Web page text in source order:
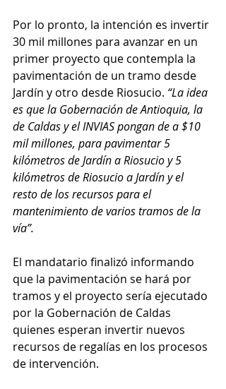
Por lo pronto, la intención es invertir
30 mil millones para avanzar en un
primer proyecto que contempla la
pavimentación de un tramo desde
Jardín y otro desde Riosucio. “La idea
es que la Gobernación de Antioquia, la
de Caldas y el INVIAS pongan de a $10
mil millones, para pavimentar 5
kilómetros de Jardín a Riosucio y 5
kilómetros de Riosucio a Jardín y el
resto de los recursos para el
mantenimiento de varios tramos de la
vía”.
El mandatario finalizó informando
que la pavimentación se hará por
tramos y el proyecto sería ejecutado
por la Gobernación de Caldas
quienes esperan invertir nuevos
recursos de regalías en los procesos
de intervención.